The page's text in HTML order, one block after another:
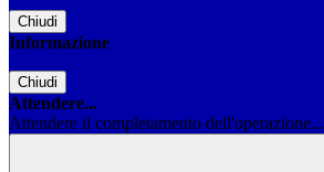
Chiudi
Informazione
Chiudi
Attendere...
Attendere il completamento dell'operazione...